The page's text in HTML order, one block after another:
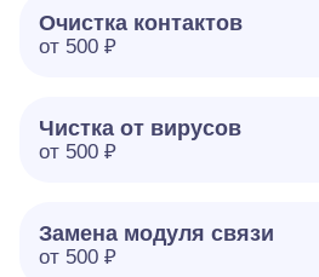
Очистка контактов
от 500 ₽
Чистка от вирусов
от 500 ₽
Замена модуля связи
от 500 ₽